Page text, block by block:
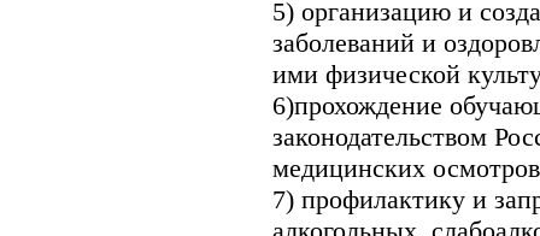
5) организацию и
заболеваний и
ими физической
6)прохождение
законодательством
медицинских
7) профилактику и